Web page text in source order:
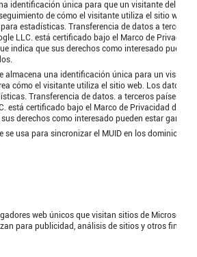
identificación única para que un visitante del sitio
de cómo el visitante utiliza el sitio web.
estadísticas. Transferencia de datos a terceros
LLC. está certificado bajo el Marco de
indica que sus derechos como interesado pueden
almacena una identificación única para un
cómo el visitante utiliza el sitio web. Los datos se
Transferencia de datos. a terceros países:
está certificado bajo el Marco de Privacidad de
derechos como interesado pueden estar
se usa para sincronizar el MUID en los dominios de
web únicos que visitan sitios de Microsoft.
para publicidad, análisis de sitios y otros fines